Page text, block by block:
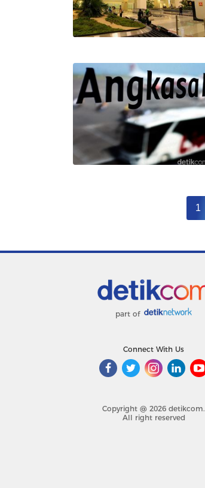
1
part of
Connect With Us
Copyright @ 2026 detikcom.
All right reserved